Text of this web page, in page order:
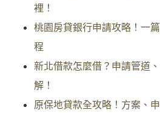
裡！
桃園房貸銀行申請攻略！一
程
新北借款怎麼借？申請管道
解！
原保地貸款全攻略！方案、